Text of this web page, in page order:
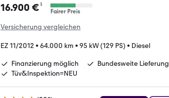
16.900 €¹
Fairer Preis
Versicherung vergleichen
EZ 11/2012 • 64.000 km • 95 kW (129 PS) • Diesel
Finanzierung möglich
Bundesweite Lieferung
Tüv&Inspektion=NEU